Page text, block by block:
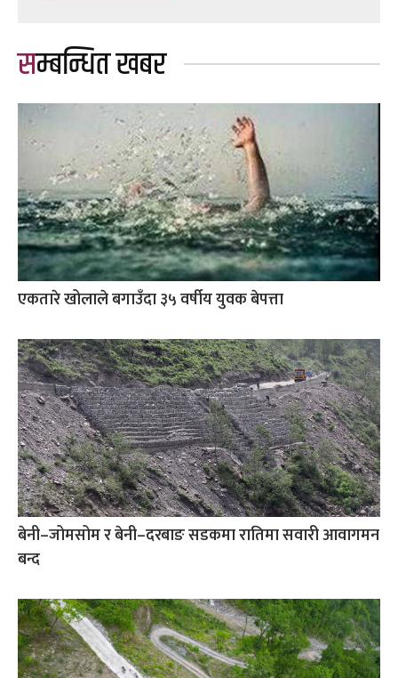
सम्बन्धित खबर
एकतारे खोलाले बगाउँदा ३५ वर्षीय युवक बेपत्ता
बेनी–जोमसोम र बेनी–दरबाङ सडकमा रातिमा सवारी आवागमन
बन्द